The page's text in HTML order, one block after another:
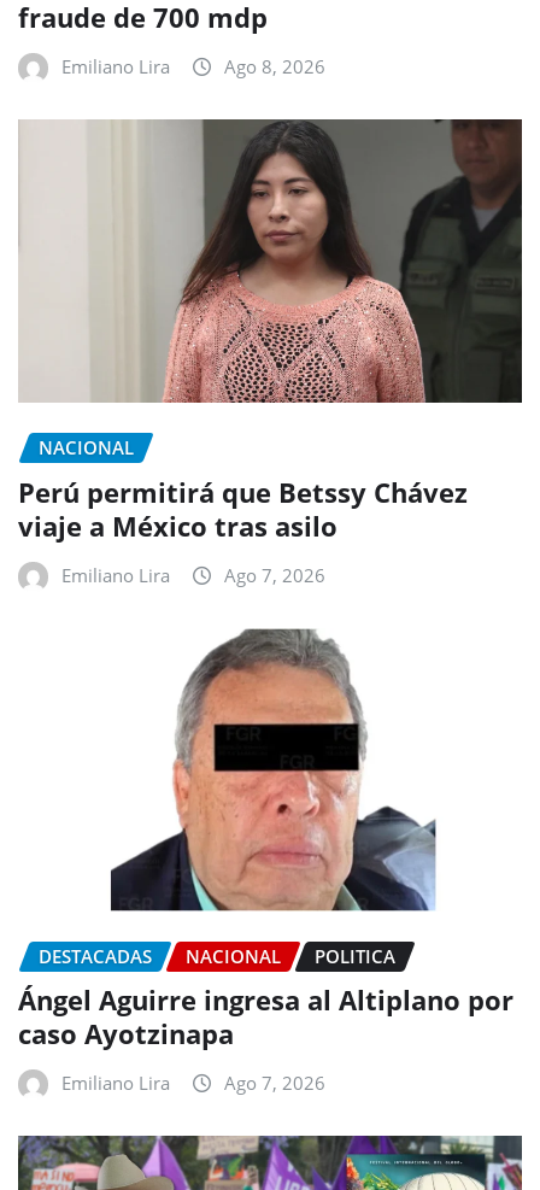
fraude de 700 mdp
Emiliano Lira Ago 8, 2026
NACIONAL
Perú permitirá que Betssy Chávez
viaje a México tras asilo
Emiliano Lira Ago 7, 2026
DESTACADAS NACIONAL POLITICA
Ángel Aguirre ingresa al Altiplano por
caso Ayotzinapa
Emiliano Lira Ago 7, 2026